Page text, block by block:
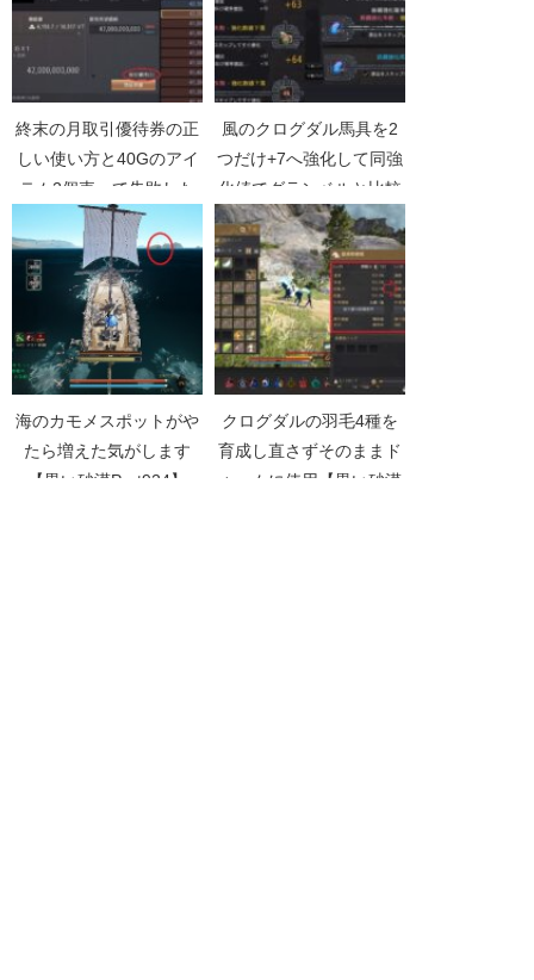
終末の月取引優待券の正
しい使い方と40Gのアイ
テム2個売って失敗した
話【黒い砂漠Part4488】
風のクログダル馬具を2
つだけ+7へ強化して同強
化値でグランベルと比較
【黒い砂漠Part2467】
海のカモメスポットがや
たら増えた気がします
【黒い砂漠Part924】
クログダルの羽毛4種を
育成し直さずそのままド
ゥームに使用【黒い砂漠